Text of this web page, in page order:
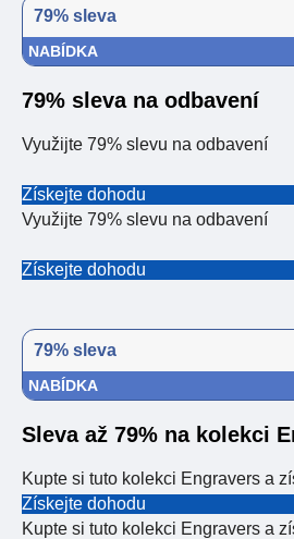
79% sleva
NABÍDKA
79% sleva na odbavení
Využijte 79% slevu na odbavení
Získejte dohodu
Využijte 79% slevu na odbavení
Získejte dohodu
79% sleva
NABÍDKA
Sleva až 79% na kolekci
Kupte si tuto kolekci Engravers a
Získejte dohodu
Kupte si tuto kolekci Engravers a